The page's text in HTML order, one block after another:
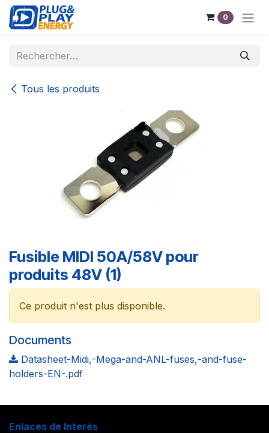
Se rendre au contenu
0
Tous les produits
Fusible MIDI 50A/58V pour
produits 48V (1)
Ce produit n'est plus disponible.
Documents
Datasheet-Midi,-Mega-and-ANL-fuses,-and-fuse-
holders-EN-.pdf
Enlaces de Interés